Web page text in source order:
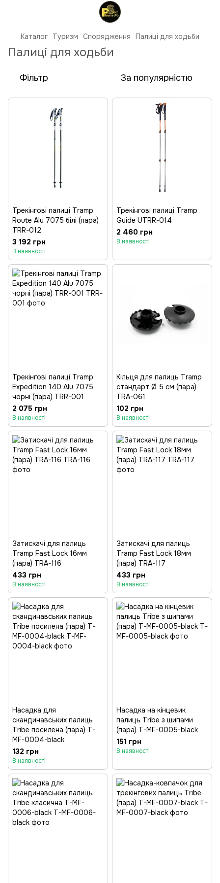
Каталог Туризм Спорядження Палиці для ходьби
Палиці для ходьби
Фільтр За популярністю
Трекінгові палиці Tramp
Route Alu 7075 білі (пара)
TRR-012
3 192 грн
В наявності
Трекінгові палиці Tramp
Guide UTRR-014
2 460 грн
В наявності
Трекінгові палиці Tramp
Expedition 140 Alu 7075
чорні (пара) TRR-001
2 075 грн
В наявності
Кільця для палиць Tramp
стандарт Ø 5 см (пара)
TRA-061
102 грн
В наявності
Затискачі для палиць
Tramp Fast Lock 16мм
(пара) TRA-116
433 грн
В наявності
Затискачі для палиць
Tramp Fast Lock 18мм
(пара) TRA-117
433 грн
В наявності
Насадка для
скандинавських палиць
Tribe посилена (пара) T-
MF-0004-black
132 грн
В наявності
Насадка на кінцевик
палиць Tribe з шипами
(пара) T-MF-0005-black
151 грн
В наявності